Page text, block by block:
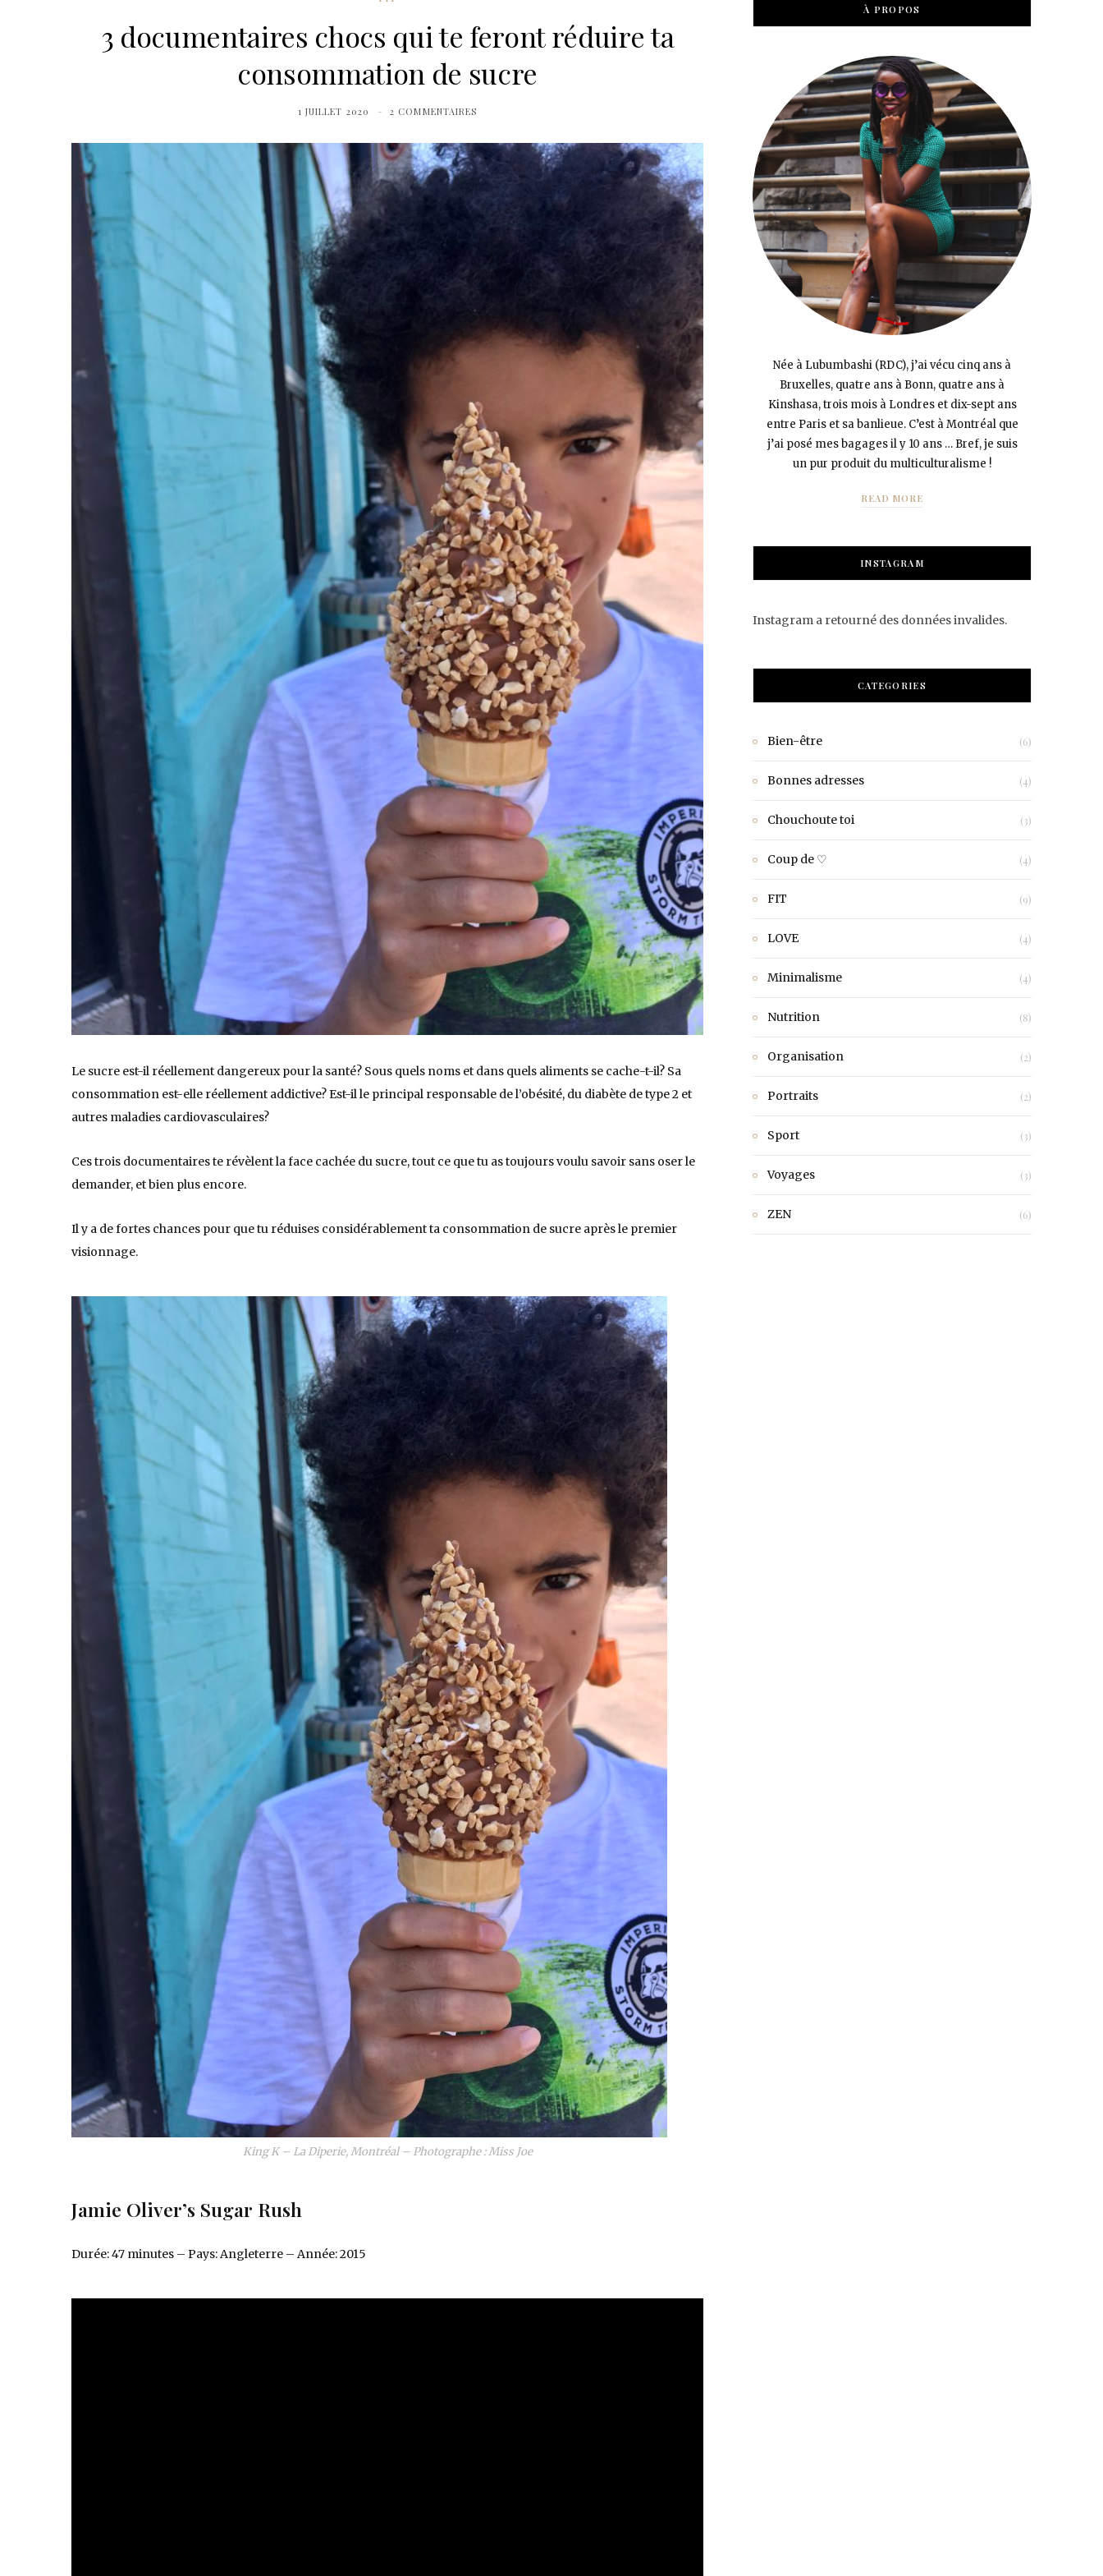
3 documentaires chocs qui te feront réduire ta
consommation de sucre
1 JUILLET 2020 2 COMMENTAIRES
Le sucre est-il réellement dangereux pour la santé? Sous quels noms et dans quels aliments se cache-t-il? Sa
consommation est-elle réellement addictive? Est-il le principal responsable de l’obésité, du diabète de type 2 et
autres maladies cardiovasculaires?
Ces trois documentaires te révèlent la face cachée du sucre, tout ce que tu as toujours voulu savoir sans oser le
demander, et bien plus encore.
Il y a de fortes chances pour que tu réduises considérablement ta consommation de sucre après le premier
visionnage.
King K – La Diperie, Montréal – Photographe : Miss Joe
Jamie Oliver’s Sugar Rush
Durée: 47 minutes – Pays: Angleterre – Année: 2015
À PROPOS
Née à Lubumbashi (RDC), j’ai vécu cinq ans à
Bruxelles, quatre ans à Bonn, quatre ans à
Kinshasa, trois mois à Londres et dix-sept ans
entre Paris et sa banlieue. C’est à Montréal que
j’ai posé mes bagages il y 10 ans … Bref, je suis
un pur produit du multiculturalisme !
READ MORE
INSTAGRAM
Instagram a retourné des données invalides.
CATEGORIES
Bien-être (6)
Bonnes adresses (4)
Chouchoute toi (3)
Coup de ♡ (4)
FIT (9)
LOVE (4)
Minimalisme (4)
Nutrition (8)
Organisation (2)
Portraits (2)
Sport (3)
Voyages (3)
ZEN (6)